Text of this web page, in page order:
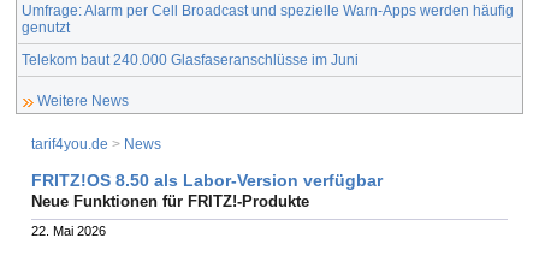
Umfrage: Alarm per Cell Broadcast und spezielle Warn-Apps werden häufig
genutzt
Telekom baut 240.000 Glasfaseranschlüsse im Juni
Weitere News
tarif4you.de > News
FRITZ!OS 8.50 als Labor-Version verfügbar
Neue Funktionen für FRITZ!-Produkte
22. Mai 2026